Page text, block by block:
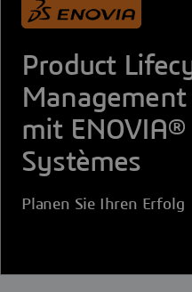
Product
Management
mit
Systèmes
Planen Sie Ihren Erfolg